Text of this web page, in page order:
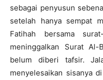
sebagai penyusun
setelah hanya sempat
Fatihah bersama
meninggalkan Surat Al-
belum diberi tafsir.
menyelesaikan sisanya